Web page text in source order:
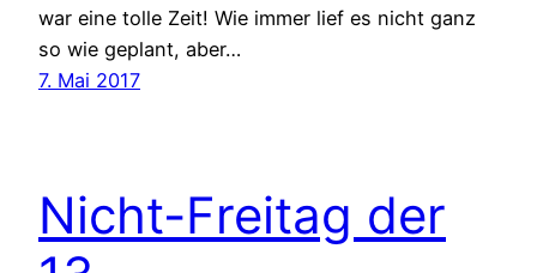
war eine tolle Zeit! Wie immer lief es nicht ganz
so wie geplant, aber…
7. Mai 2017
Nicht-Freitag der